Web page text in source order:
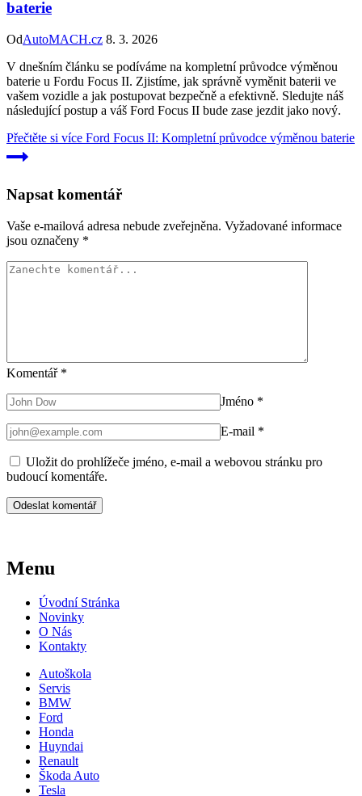
baterie
OdAutoMACH.cz 8. 3. 2026
V dnešním článku se podíváme na kompletní průvodce výměnou
baterie u Fordu Focus II. Zjistíme, jak správně vyměnit baterii ve
vašem vozidle a jak postupovat bezpečně a efektivně. Sledujte náš
následující postup a váš Ford Focus II bude zase jezdit jako nový.
Přečtěte si více Ford Focus II: Kompletní průvodce výměnou baterie
Napsat komentář
Vaše e-mailová adresa nebude zveřejněna. Vyžadované informace
jsou označeny *
Komentář *
Jméno *
E-mail *
Uložit do prohlížeče jméno, e-mail a webovou stránku pro
budoucí komentáře.
Menu
Úvodní Stránka
Novinky
O Nás
Kontakty
Autoškola
Servis
BMW
Ford
Honda
Huyndai
Renault
Škoda Auto
Tesla